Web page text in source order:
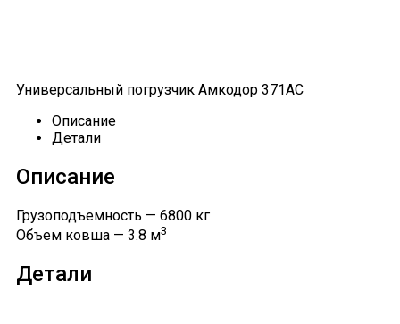
Универсальный погрузчик Амкодор 371АС
Описание
Детали
Описание
Грузоподъемность — 6800 кг
Объем ковша — 3.8 м3
Детали